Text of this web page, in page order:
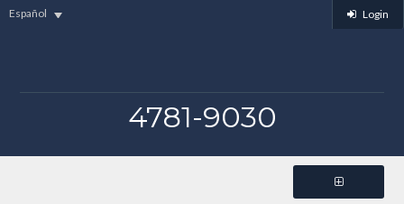
Español Login
4781-9030